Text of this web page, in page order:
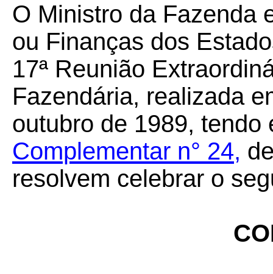
O Ministro da Fazenda
ou Finanças dos
17ª Reunião
Fazendária, realizada
outubro de 1989,
Complementar n° 24,
resolvem celebrar o